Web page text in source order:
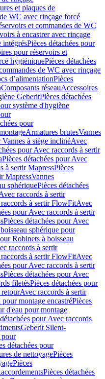
et plaques de
WC avec rinçage forcé
et commandes de WC
à encastrer avec rinçage
intégrésPièces détachées pour
pour réservoirs et
hygiéniquePièces détachées
de WC avec rinçage
d’alimentationPièces
Composants réseauAccessoires
GeberitPièces détachées
système d'hygiène
pour
Armatures brutesVannes
Vannes à siège inclinéAvec
pour Avec raccords à sertir
Pièces détachées pour Avec
à sertir MapressPièces
MapressVannes
sphériquePièces détachées
raccords à sertir
à sertir FlowFitAvec
pour Avec raccords à sertir
Pièces détachées pour Avec
sphérique pour
Robinets à boisseau
raccords à sertir
à sertir FlowFitAvec
pour Avec raccords à sertir
Pièces détachées pour Avec
filetésPièces détachées pour
retourAvec raccords à sertir
montage encastréPièces
d'eau pour montage
pour Avec raccords
Geberit Silent-
pour
détachées pour
de nettoyagePièces
Pièces
Pièces détachées